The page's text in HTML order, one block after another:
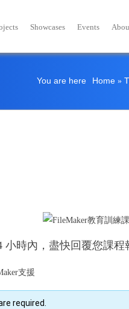
Showcases Events
You are here Home »
時內，盡快回覆您課程
required.